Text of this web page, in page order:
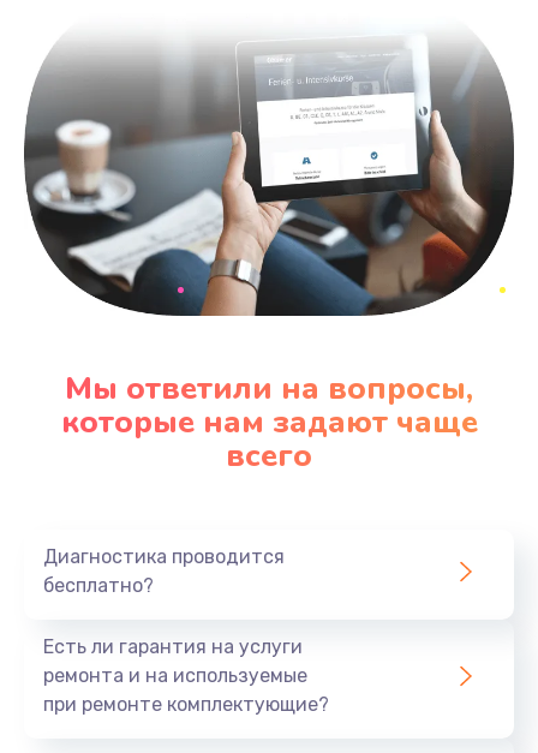
Мы ответили на вопросы,
которые нам задают чаще
всего
Диагностика проводится
бесплатно?
Есть ли гарантия на услуги
ремонта и на используемые
при ремонте комплектующие?